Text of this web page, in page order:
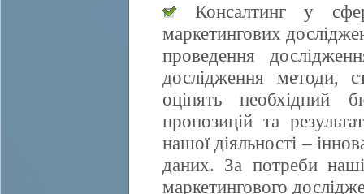
Консалтинг у
маркетингових
проведення
дослідження методи,
оцінять необхідний
пропозицій та
нашої діяльності –
даних. За потреби
маркетингового